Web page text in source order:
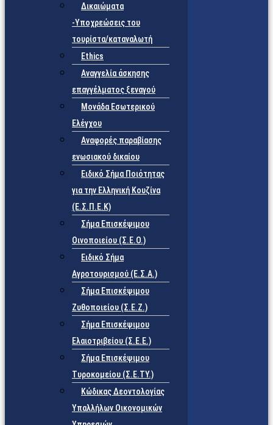
Δικαιώματα
-Υποχρεώσεις του
τουρίστα/καταναλωτή
Ethics
Αναγγελία άσκησης
επαγγέλματος ξεναγού
Μονάδα Εσωτερικού
Ελέγχου
Αναφορές παραβίασης
ενωσιακού δικαίου
Ειδικό Σήμα Ποιότητας
για την Ελληνική Κουζίνα
(Ε.Σ.Π.Ε.Κ)
Σήμα Επισκέψιμου
Οινοποιείου (Σ.Ε.Ο.)
Ειδικό Σήμα
Αγροτουρισμού (Ε.Σ.Α.)
Σήμα Επισκέψιμου
Ζυθοποιείου (Σ.Ε.Ζ.)
Σήμα Επισκέψιμου
Ελαιοτριβείου (Σ.Ε.Ε.)
Σήμα Επισκέψιμου
Τυροκομείου (Σ.Ε.TY.)
Κώδικας Δεοντολογίας
Υπαλλήλων Οικονομικών